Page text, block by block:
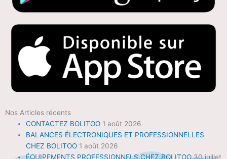
Nos Articles récents
CONTACTEZ BOLITOO 1 août 2026
BALANCES ÉLECTRONIQUES ET PROFESSIONNELLES
CHEZ BOLITOO 1 août 2026
ÉQUIPEMENTS PROFESSIONNELS CHEZ BOLITOO 30 juillet